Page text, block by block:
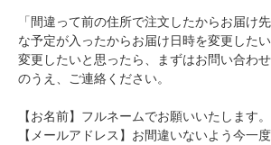
「間違って前の住所で注文したからお届け
な予定が入ったからお届け日時を変更した
変更したいと思ったら、まずはお問い合わせ
のうえ、ご連絡ください。
【お名前】フルネームでお願いいたします。
【メールアドレス】お間違いないよう今一